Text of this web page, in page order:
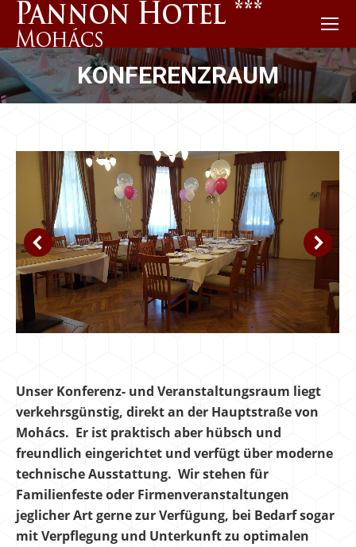
KONFERENZRAUM
Unser Konferenz- und Veranstaltungsraum liegt
verkehrsgünstig, direkt an der Hauptstraße von
Mohács. Er ist praktisch aber hübsch und
freundlich eingerichtet und verfügt über moderne
technische Ausstattung. Wir stehen für
Familienfeste oder Firmenveranstaltungen
jeglicher Art gerne zur Verfügung, bei Bedarf sogar
mit Verpflegung und Unterkunft zu optimalen